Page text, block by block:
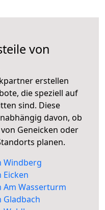
von
erstellen
die speziell auf
sind. Diese
davon, ob
Geneicken oder
planen.
Windberg
Am Wasserturm
Gladbach